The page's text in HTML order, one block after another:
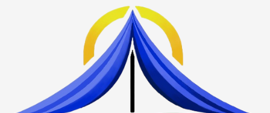
Envíos gratis desde $500.000 en Santiago
Toldos 2x2 Fierro blanco Reforzado
Toldos 2x2 Fierro blanco Reforzado